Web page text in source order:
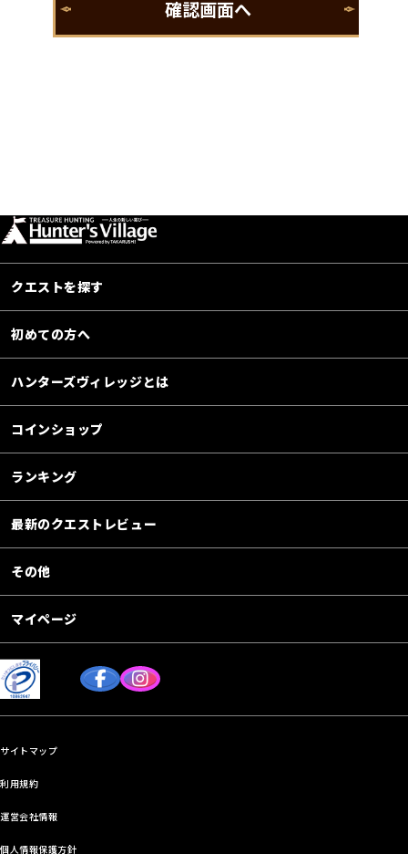
クエストを探す
初めての方へ
ハンターズヴィレッジとは
コインショップ
ランキング
最新のクエストレビュー
その他
マイページ
サイトマップ
利用規約
運営会社情報
個人情報保護方針